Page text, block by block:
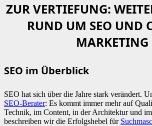
ZUR VERTIEFUNG:
RUND UM SEO UND
MARKETING
SEO im Überblick
SEO hat sich über die Jahre stark verändert.
SEO-Berater: Es kommt immer mehr auf
Technik, im Content, in der Architektur und
beschreiben wir die Erfolgshebel für